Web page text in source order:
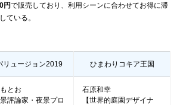
円で販売しており、利用シーンに合わせてお得に滞
ている。
リュージョン2019 ひまわりコキア王国
とお
景評論家・夜景プロ
石原和幸
【世界的庭園デザイナ